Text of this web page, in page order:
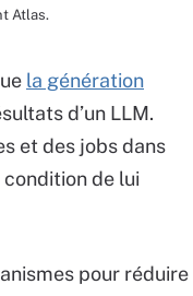
Atlas.
la génération
d’un LLM.
et des jobs dans
de lui
pour réduire